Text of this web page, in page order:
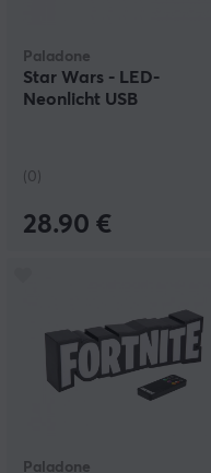
Paladone
Star Wars - LED-
Neonlicht USB
(0)
28.90 €
Paladone